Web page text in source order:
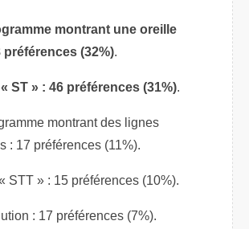
montrant une oreille
préférences (32%).
ST » : 46 préférences (31%).
montrant des lignes
: 17 préférences (11%).
STT » : 15 préférences (10%).
: 17 préférences (7%).